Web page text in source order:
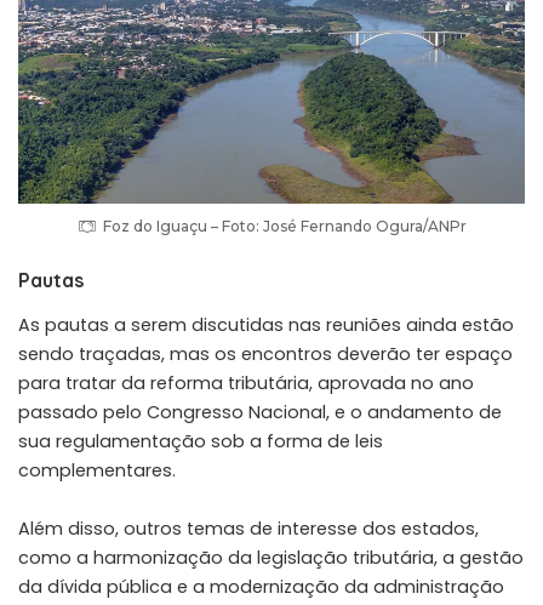
Foz do Iguaçu – Foto: José Fernando Ogura/ANPr
Pautas
As pautas a serem discutidas nas reuniões ainda estão
sendo traçadas, mas os encontros deverão ter espaço
para tratar da reforma tributária, aprovada no ano
passado pelo Congresso Nacional, e o andamento de
sua regulamentação sob a forma de leis
complementares.
Além disso, outros temas de interesse dos estados,
como a harmonização da legislação tributária, a gestão
da dívida pública e a modernização da administração